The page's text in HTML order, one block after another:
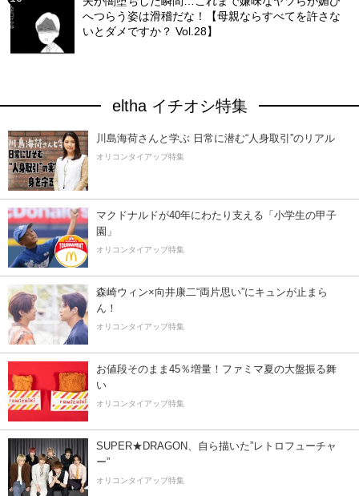
へつらう姿は滑稽だな！【母親ならすべてを許さな
いとダメですか？ Vol.28】
eltha イチオシ特集
川島海荷さんと学ぶ 日常に潜む“人身取引”のリアル
オリコンタイアップ特集
マクドナルドが40年にわたり支える「小学生の甲子
園」
オリコンタイアップ特集
森崎ウィン×向井康二“両片思い”にキュンが止まら
ん！
オリコンタイアップ特集
お値段そのまま45％増量！ファミマ夏の大盤振る舞
い
オリコンタイアップ特集
SUPER★DRAGON、自ら描いた”レトロフューチャ
ー”
オリコンタイアップ特集